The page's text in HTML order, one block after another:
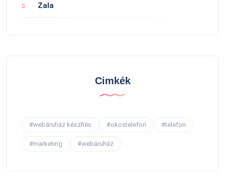
Zala
Cimkék
#webáruház készítés #okostelefon #telefon
#marketing #webáruház